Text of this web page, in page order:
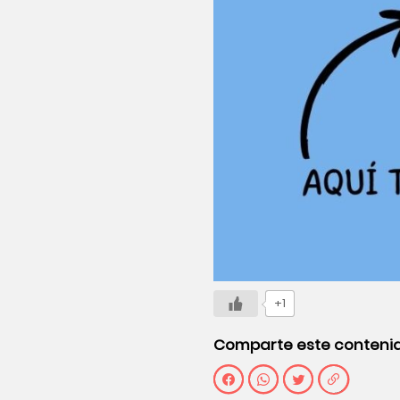
+1
Comparte este